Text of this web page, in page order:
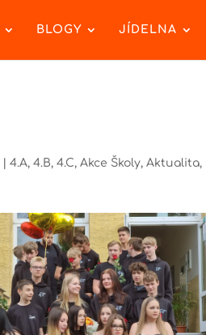
BLOGY JÍDELNA
|4.A,4.B,4.C,Akce Školy,Aktualita,